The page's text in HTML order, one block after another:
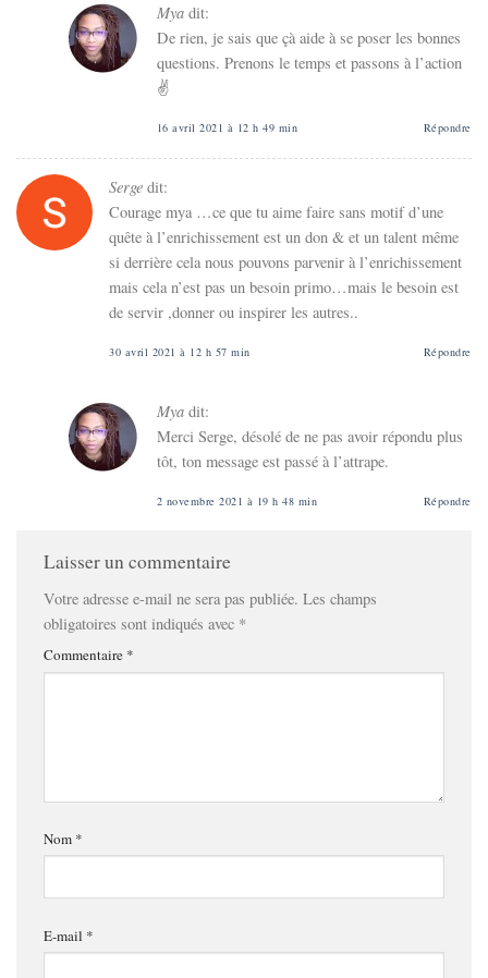
Mya dit:
De rien, je sais que çà aide à se poser les bonnes
questions. Prenons le temps et passons à l’action
✌️
16 avril 2021 à 12 h 49 min Répondre
Serge dit:
Courage mya …ce que tu aime faire sans motif d’une
quête à l’enrichissement est un don & et un talent même
si derrière cela nous pouvons parvenir à l’enrichissement
mais cela n’est pas un besoin primo…mais le besoin est
de servir ,donner ou inspirer les autres..
30 avril 2021 à 12 h 57 min Répondre
Mya dit:
Merci Serge, désolé de ne pas avoir répondu plus
tôt, ton message est passé à l’attrape.
2 novembre 2021 à 19 h 48 min Répondre
Laisser un commentaire
Votre adresse e-mail ne sera pas publiée. Les champs
obligatoires sont indiqués avec *
Commentaire *
Nom *
E-mail *